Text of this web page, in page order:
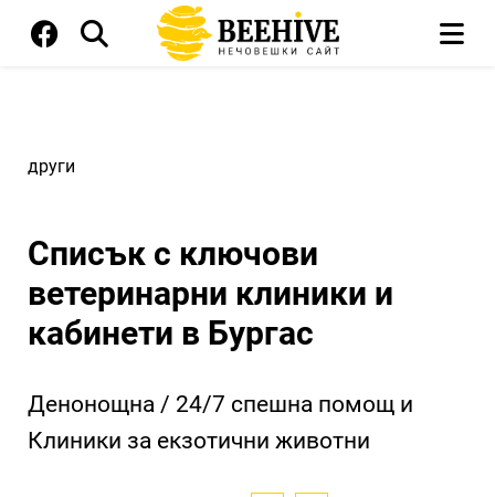
други
Списък с ключови
ветеринарни клиники и
кабинети в Бургас
Денонощна / 24/7 спешна помощ и
Клиники за екзотични животни